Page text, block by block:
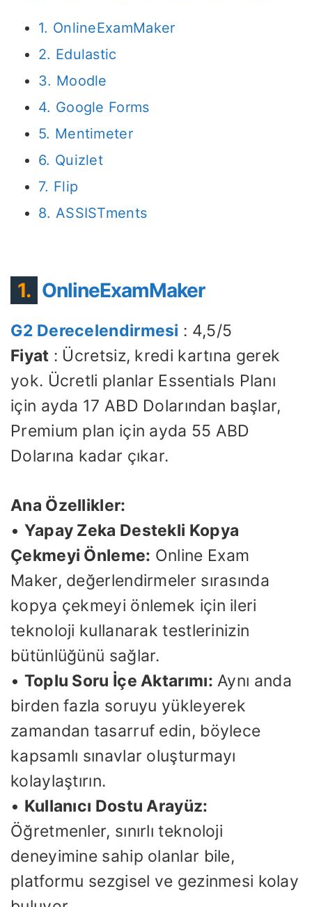
1. OnlineExamMaker
2. Edulastic
3. Moodle
4. Google Forms
5. Mentimeter
6. Quizlet
7. Flip
8. ASSISTments
1. OnlineExamMaker
G2 Derecelendirmesi : 4,5/5
Fiyat : Ücretsiz, kredi kartına gerek
yok. Ücretli planlar Essentials Planı
için ayda 17 ABD Dolarından başlar,
Premium plan için ayda 55 ABD
Dolarına kadar çıkar.
Ana Özellikler:
• Yapay Zeka Destekli Kopya
Çekmeyi Önleme: Online Exam
Maker, değerlendirmeler sırasında
kopya çekmeyi önlemek için ileri
teknoloji kullanarak testlerinizin
bütünlüğünü sağlar.
• Toplu Soru İçe Aktarımı: Aynı anda
birden fazla soruyu yükleyerek
zamandan tasarruf edin, böylece
kapsamlı sınavlar oluşturmayı
kolaylaştırın.
• Kullanıcı Dostu Arayüz:
Öğretmenler, sınırlı teknoloji
deneyimine sahip olanlar bile,
platformu sezgisel ve gezinmesi kolay